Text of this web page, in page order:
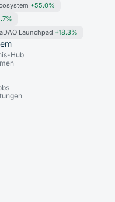
+55.0%
Launchpad +18.3%
Hub